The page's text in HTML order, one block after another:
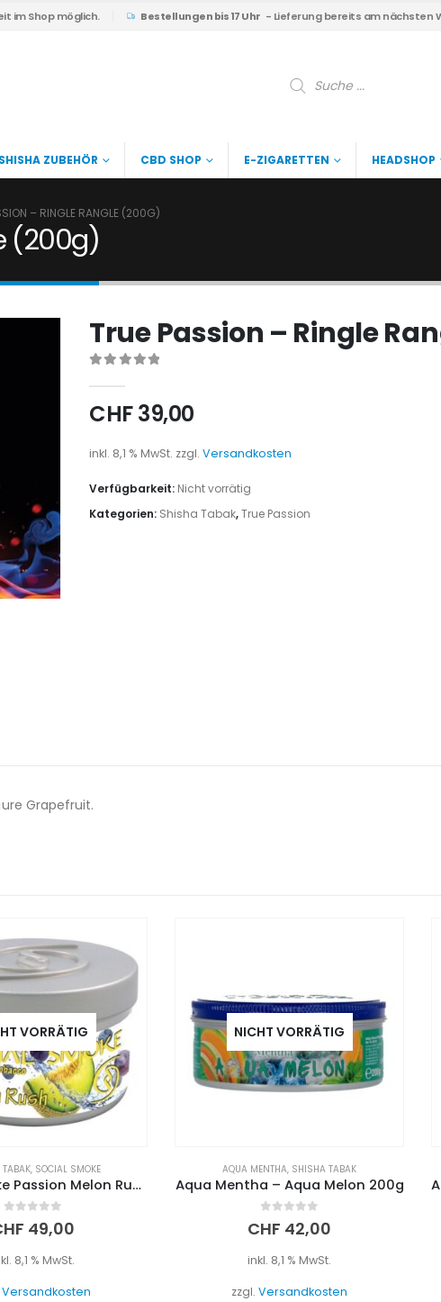
im Shop möglich. Bestellungen bis 17 Uhr - Lieferung bereits am nächsten
Products
search
SHISHA ZUBEHÖR CBD SHOP E-ZIGARETTEN HEADSHOP
– RINGLE RANGLE (200G)
(200g)
True Passion – Ringle
CHF39,00
inkl. 8,1 % MwSt. zzgl. Versandkosten
Verfügbarkeit: Nicht vorrätig
Kategorien: Shisha Tabak,True Passion
Grapefruit.
VORRÄTIG
, SOCIAL SMOKE
Social Smoke Passion Melon Rush 250g
out of 5
49,00
8,1 % MwSt.
Versandkosten
NICHT VORRÄTIG
AQUA MENTHA, SHISHA TABAK
Aqua Mentha – Aqua Melon 200g
out of 5
CHF 42,00
inkl. 8,1 % MwSt.
zzgl. Versandkosten